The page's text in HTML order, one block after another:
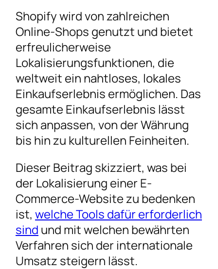
Lokalisierungsmethoden
Das Kundenerlebnis mit kulturellem Feingefühl
verbessern
Häufig gestellte Fragen
Eine skalierbare Shopify-
Lokalisierungsstrategie ist lohnenswert
Shopify wird von zahlreichen
Online-Shops genutzt und bietet
erfreulicherweise
Lokalisierungsfunktionen, die
weltweit ein nahtloses, lokales
Einkaufserlebnis ermöglichen. Das
gesamte Einkaufserlebnis lässt
sich anpassen, von der Währung
bis hin zu kulturellen Feinheiten.
Dieser Beitrag skizziert, was bei
der Lokalisierung einer E-
Commerce-Website zu bedenken
ist, welche Tools dafür erforderlich
sind und mit welchen bewährten
Verfahren sich der internationale
Umsatz steigern lässt.